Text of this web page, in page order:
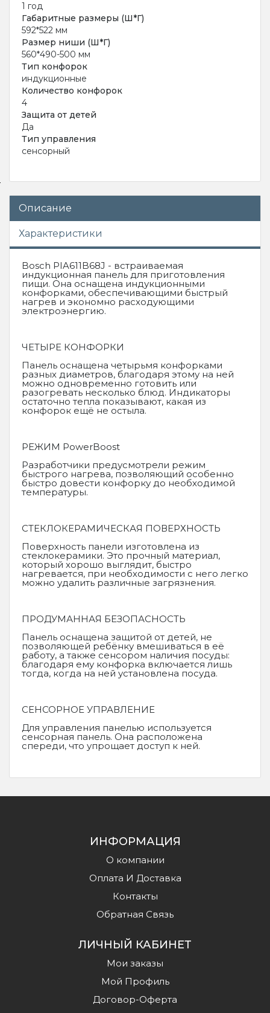
1 год
Габаритные размеры (Ш*Г)
592*522 мм
Размер ниши (Ш*Г)
560*490-500 мм
Тип конфорок
индукционные
Количество конфорок
4
Защита от детей
Да
Тип управления
сенсорный
Описание
Характеристики
Bosch PIA611B68J - встраиваемая
индукционная панель для приготовления
пищи. Она оснащена индукционными
конфорками, обеспечивающими быстрый
нагрев и экономно расходующими
электроэнергию.
ЧЕТЫРЕ КОНФОРКИ
Панель оснащена четырьмя конфорками
разных диаметров, благодаря этому на ней
можно одновременно готовить или
разогревать несколько блюд. Индикаторы
остаточно тепла показывают, какая из
конфорок ещё не остыла.
РЕЖИМ PowerBoost
Разработчики предусмотрели режим
быстрого нагрева, позволяющий особенно
быстро довести конфорку до необходимой
температуры.
СТЕКЛОКЕРАМИЧЕСКАЯ ПОВЕРХНОСТЬ
Поверхность панели изготовлена из
стеклокерамики. Это прочный материал,
который хорошо выглядит, быстро
нагревается, при необходимости с него легко
можно удалить различные загрязнения.
ПРОДУМАННАЯ БЕЗОПАСНОСТЬ
Панель оснащена защитой от детей, не
позволяющей ребёнку вмешиваться в её
работу, а также сенсором наличия посуды:
благодаря ему конфорка включается лишь
тогда, когда на ней установлена посуда.
СЕНСОРНОЕ УПРАВЛЕНИЕ
Для управления панелью используется
сенсорная панель. Она расположена
спереди, что упрощает доступ к ней.
ИНФОРМАЦИЯ
О компании
Оплата И Доставка
Контакты
Обратная Связь
ЛИЧНЫЙ КАБИНЕТ
Мои заказы
Мой Профиль
Договор-Оферта